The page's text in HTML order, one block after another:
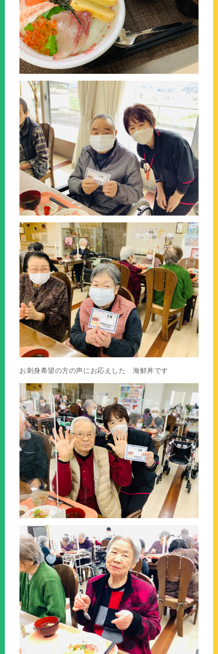
お刺身希望の方の声にお応えした 海鮮丼です